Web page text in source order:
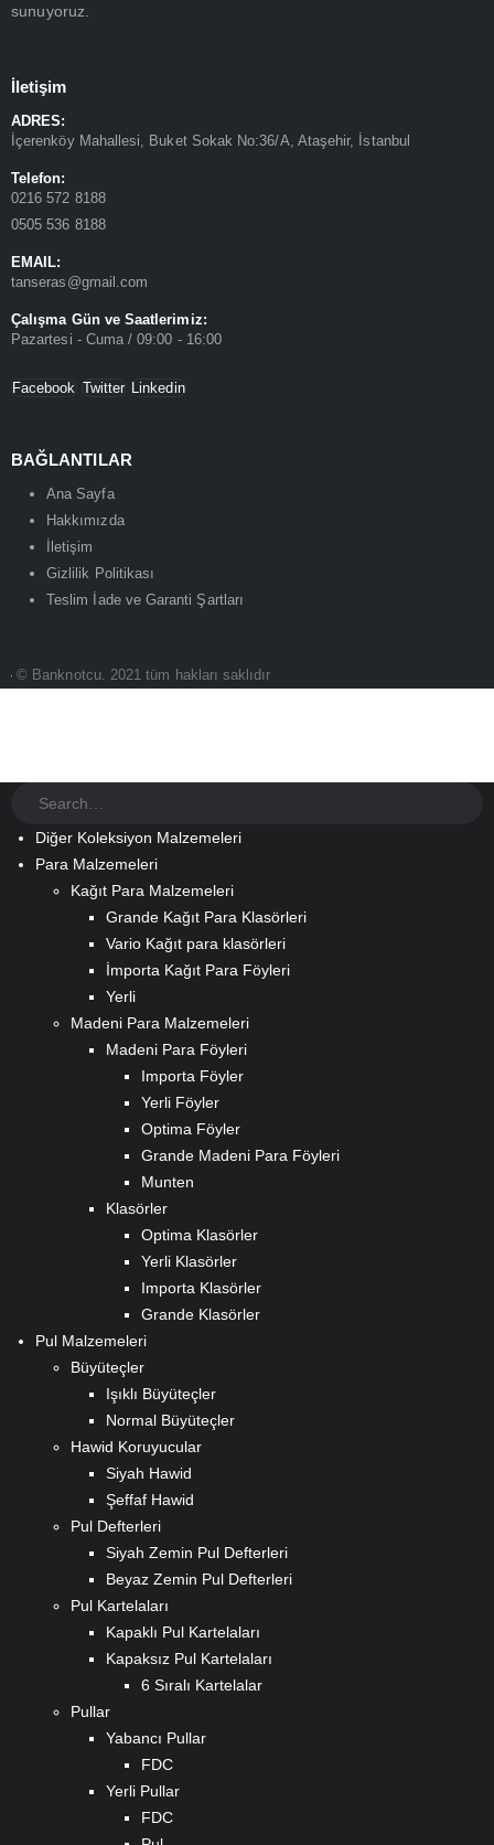
sunuyoruz.
İletişim
ADRES:
İçerenköy Mahallesi, Buket Sokak No:36/A, Ataşehir, İstanbul
Telefon:
0216 572 8188
0505 536 8188
EMAIL:
tanseras@gmail.com
Çalışma Gün ve Saatlerimiz:
Pazartesi - Cuma / 09:00 - 16:00
Facebook Twitter Linkedin
BAĞLANTILAR
Ana Sayfa
Hakkımızda
İletişim
Gizlilik Politikası
Teslim İade ve Garanti Şartları
© Banknotcu. 2021 tüm hakları saklıdır
Diğer Koleksiyon Malzemeleri
Para Malzemeleri
Kağıt Para Malzemeleri
Grande Kağıt Para Klasörleri
Vario Kağıt para klasörleri
İmporta Kağıt Para Föyleri
Yerli
Madeni Para Malzemeleri
Madeni Para Föyleri
Importa Föyler
Yerli Föyler
Optima Föyler
Grande Madeni Para Föyleri
Munten
Klasörler
Optima Klasörler
Yerli Klasörler
Importa Klasörler
Grande Klasörler
Pul Malzemeleri
Büyüteçler
Işıklı Büyüteçler
Normal Büyüteçler
Hawid Koruyucular
Siyah Hawid
Şeffaf Hawid
Pul Defterleri
Siyah Zemin Pul Defterleri
Beyaz Zemin Pul Defterleri
Pul Kartelaları
Kapaklı Pul Kartelaları
Kapaksız Pul Kartelaları
6 Sıralı Kartelalar
Pullar
Yabancı Pullar
FDC
Yerli Pullar
FDC